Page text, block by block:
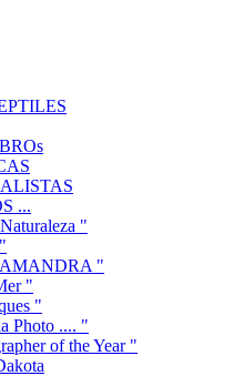
...
"
"
"
"
Photo .... "
of the Year "